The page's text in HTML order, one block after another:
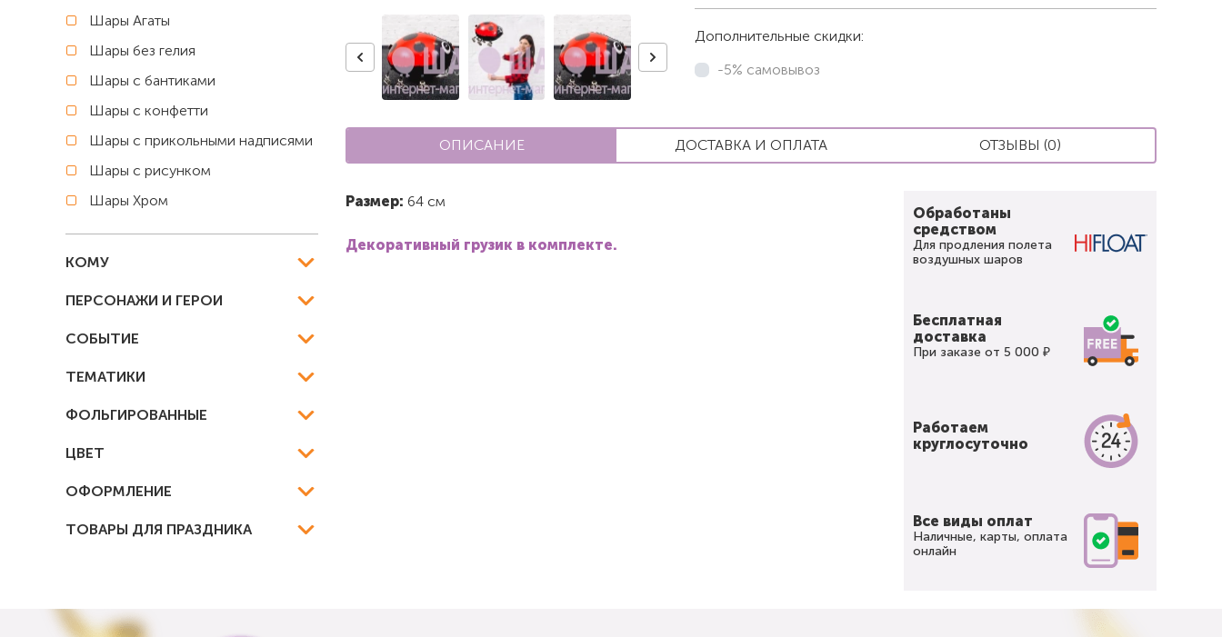
Шары Агаты
Шары без гелия
Шары с бантиками
Шары с конфетти
Шары с прикольными надписями
Шары с рисунком
Шары Хром
КОМУ
ПЕРСОНАЖИ И ГЕРОИ
СОБЫТИЕ
ТЕМАТИКИ
ФОЛЬГИРОВАННЫЕ
ЦВЕТ
ОФОРМЛЕНИЕ
ТОВАРЫ ДЛЯ ПРАЗДНИКА
Дополнительные скидки:
-5% самовывоз
ОПИСАНИЕ ДОСТАВКА И ОПЛАТА ОТЗЫВЫ (0)
Размер: 64 см
Декоративный грузик в комплекте.
Обработаны
средством
Для продления полета
воздушных шаров
Бесплатная
доставка
При заказе от 5 000 ₽
Работаем
круглосуточно
Все виды оплат
Наличные, карты, оплата
онлайн